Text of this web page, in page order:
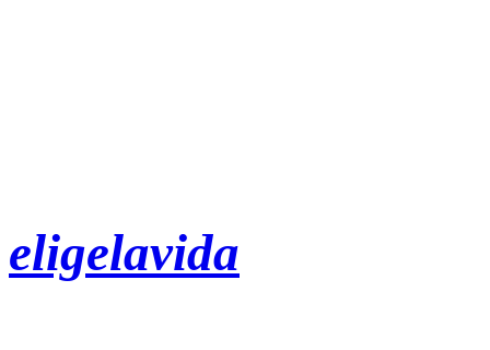
eligelavida